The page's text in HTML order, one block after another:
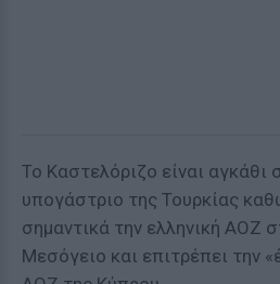
Το Καστελόριζο είναι αγκάθι
υπογάστριο της Τουρκίας
σημαντικά την ελληνική ΑΟΖ
Μεσόγειο και επιτρέπει την